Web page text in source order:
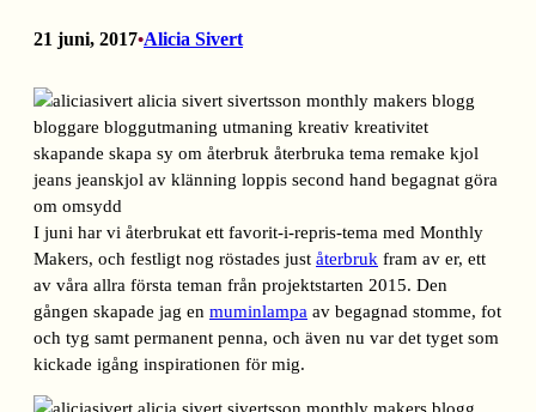
21 juni, 2017•Alicia Sivert
I juni har vi återbrukat ett favorit-i-repris-tema med Monthly
Makers, och festligt nog röstades just återbruk fram av er, ett
av våra allra första teman från projektstarten 2015. Den
gången skapade jag en muminlampa av begagnad stomme, fot
och tyg samt permanent penna, och även nu var det tyget som
kickade igång inspirationen för mig.